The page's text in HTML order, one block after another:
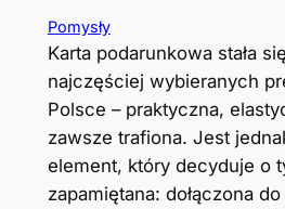
Pomysły
Karta podarunkowa stała
najczęściej wybieranych
Polsce – praktyczna,
zawsze trafiona. Jest
element, który decyduje o
zapamiętana: dołączona